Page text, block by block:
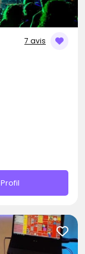
7 avis
Profil